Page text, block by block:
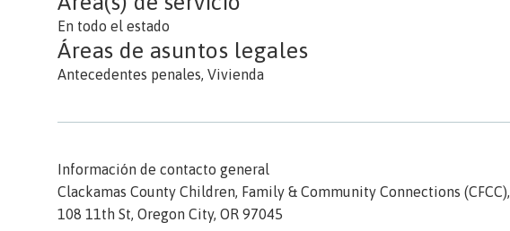
En todo el estado
Áreas de asuntos legales
Antecedentes penales, Vivienda
Información de contacto general
Clackamas County Children, Family & Community Connections (CFCC),
108 11th St, Oregon City, OR 97045